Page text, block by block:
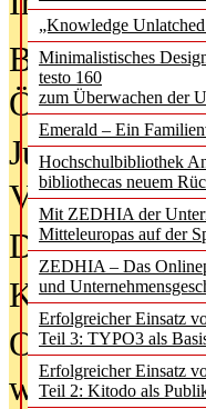
„Knowledge
Minimalistisches
testo 160
zum Überwachen der
Emerald – Ein
Hochschulbibliothek
bibliothecas neuem
Mit ZEDHIA der
Mitteleuropas auf der
ZEDHIA – Das
und
Erfolgreicher Einsatz
Teil 3: TYPO3 als
Erfolgreicher Einsatz
Teil 2: Kitodo als
Bürgerforum
Öffentlichkeit
Jugendliche
Verbote
Digitale
KI-Chatbots
Offene